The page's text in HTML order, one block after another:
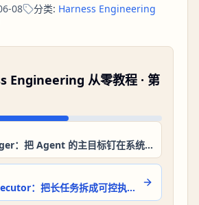
08 分类: Harness Engineering
Engineering 从零教程 · 第
Goal Manager：把 Agent 的主目标钉在系统外面
Planner 与 Executor：把长任务拆成可控执行循环